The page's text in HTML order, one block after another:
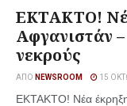
ΕΚΤΑΚΤΟ!
Αφγανιστάν
νεκρούς
ΑΠΌ NEWSROOM 15
ΕΚΤΑΚΤΟ! Νέα έκρηξη